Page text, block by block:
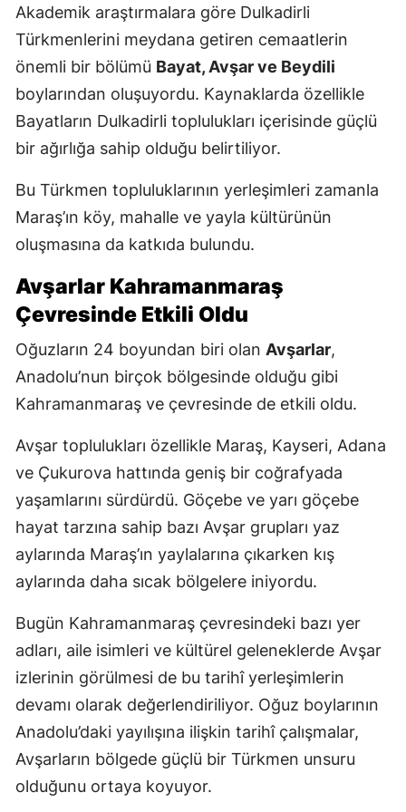
Akademik araştırmalara göre Dulkadirli
Türkmenlerini meydana getiren cemaatlerin
önemli bir bölümü Bayat, Avşar ve Beydili
boylarından oluşuyordu. Kaynaklarda özellikle
Bayatların Dulkadirli toplulukları içerisinde güçlü
bir ağırlığa sahip olduğu belirtiliyor.
Bu Türkmen topluluklarının yerleşimleri zamanla
Maraş’ın köy, mahalle ve yayla kültürünün
oluşmasına da katkıda bulundu.
Avşarlar Kahramanmaraş
Çevresinde Etkili Oldu
Oğuzların 24 boyundan biri olan Avşarlar,
Anadolu’nun birçok bölgesinde olduğu gibi
Kahramanmaraş ve çevresinde de etkili oldu.
Avşar toplulukları özellikle Maraş, Kayseri, Adana
ve Çukurova hattında geniş bir coğrafyada
yaşamlarını sürdürdü. Göçebe ve yarı göçebe
hayat tarzına sahip bazı Avşar grupları yaz
aylarında Maraş’ın yaylalarına çıkarken kış
aylarında daha sıcak bölgelere iniyordu.
Bugün Kahramanmaraş çevresindeki bazı yer
adları, aile isimleri ve kültürel geleneklerde Avşar
izlerinin görülmesi de bu tarihî yerleşimlerin
devamı olarak değerlendiriliyor. Oğuz boylarının
Anadolu’daki yayılışına ilişkin tarihî çalışmalar,
Avşarların bölgede güçlü bir Türkmen unsuru
olduğunu ortaya koyuyor.